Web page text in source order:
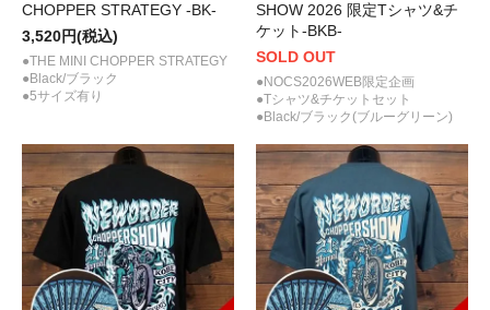
CHOPPER STRATEGY -BK-
3,520円(税込)
●THE MINI CHOPPER STRATEGY
●Black/ブラック
●5サイズ有り
SHOW 2026 限定Tシャツ&チ
ケット-BKB-
SOLD OUT
●NOCS2026WEB限定企画
●Tシャツ&チケットセット
●Black/ブラック(ブルーグリーン)